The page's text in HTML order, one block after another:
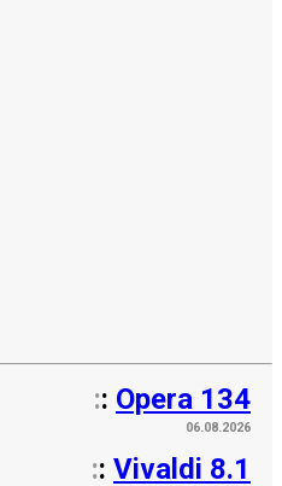
:: Opera 134
06.08.2026
:: Vivaldi 8.1